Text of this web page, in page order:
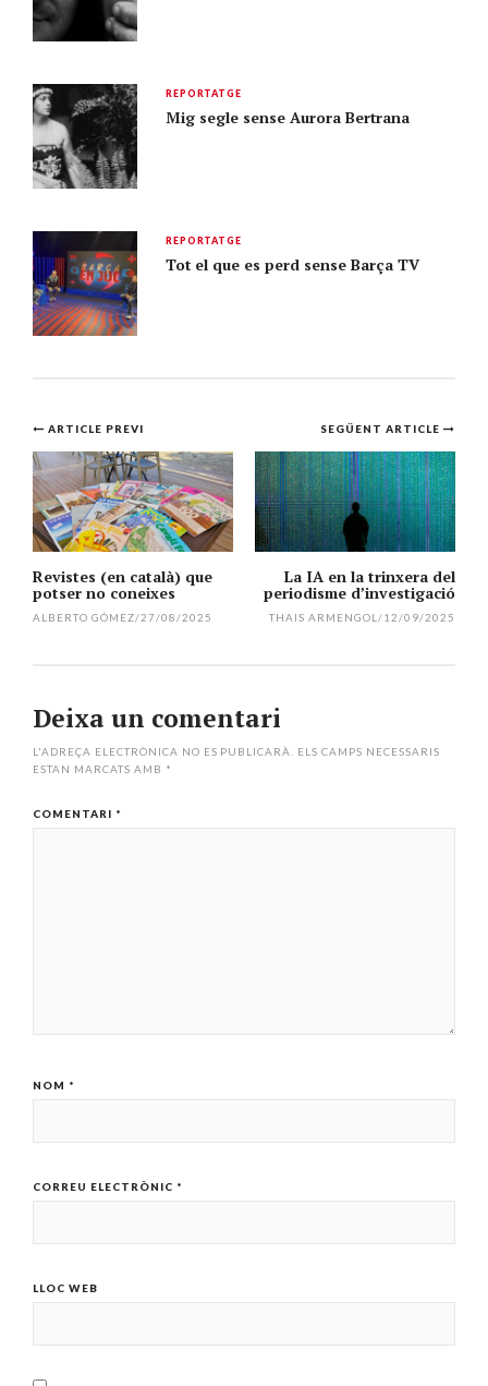
REPORTATGE
Mig segle sense Aurora Bertrana
REPORTATGE
Tot el que es perd sense Barça TV
Navegació
per
l'article
SEGÜENT ARTICLE
La IA en la trinxera del
periodisme d’investigació
THAIS ARMENGOL/12/09/2025
ARTICLE PREVI
Revistes (en català) que
potser no coneixes
ALBERTO GÓMEZ/27/08/2025
Deixa un comentari
L'ADREÇA ELECTRÒNICA NO ES PUBLICARÀ.
ELS CAMPS NECESSARIS
ESTAN MARCATS AMB *
COMENTARI *
NOM *
CORREU ELECTRÒNIC *
LLOC WEB